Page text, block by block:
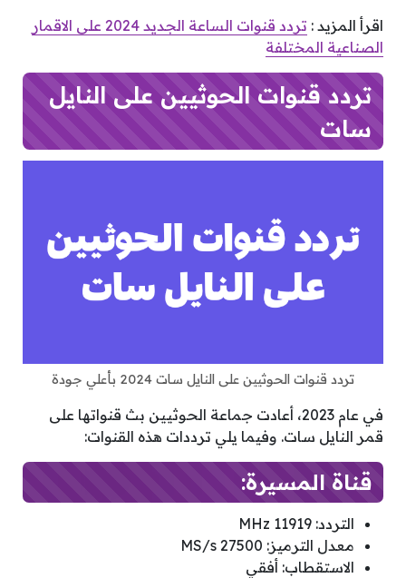
اقرأ المزيد :
تردد قنوات الساعة الجديد 2024 على الاقمار
الصناعية المختلفة
تردد قنوات الحوثيين على النايل
سات
تردد قنوات الحوثيين على النايل سات 2024 بأعلي جودة
في عام 2023، أعادت جماعة الحوثيين بث قنواتها على
قمر النايل سات. وفيما يلي ترددات هذه القنوات:
قناة المسيرة:
التردد: 11919 MHz
معدل الترميز: 27500 MS/s
الاستقطاب: أفقي